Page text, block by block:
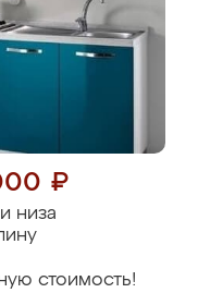
₽
низа
стоимость!